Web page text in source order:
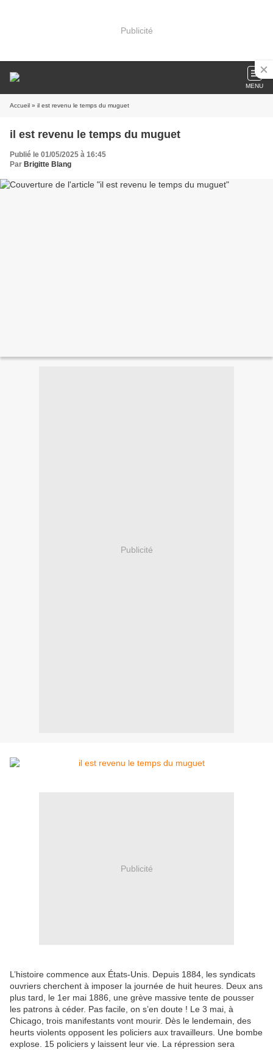
Publicité
MENU
Accueil » il est revenu le temps du muguet
il est revenu le temps du muguet
Publié le 01/05/2025 à 16:45
Par Brigitte Blang
Publicité
Publicité
L’histoire commence aux États-Unis. Depuis 1884, les syndicats
ouvriers cherchent à imposer la journée de huit heures. Deux ans
plus tard, le 1er mai 1886, une grève massive tente de pousser
les patrons à céder. Pas facile, on s’en doute ! Le 3 mai, à
Chicago, trois manifestants vont mourir. Dès le lendemain, des
heurts violents opposent les policiers aux travailleurs. Une bombe
explose. 15 policiers y laissent leur vie. La répression sera